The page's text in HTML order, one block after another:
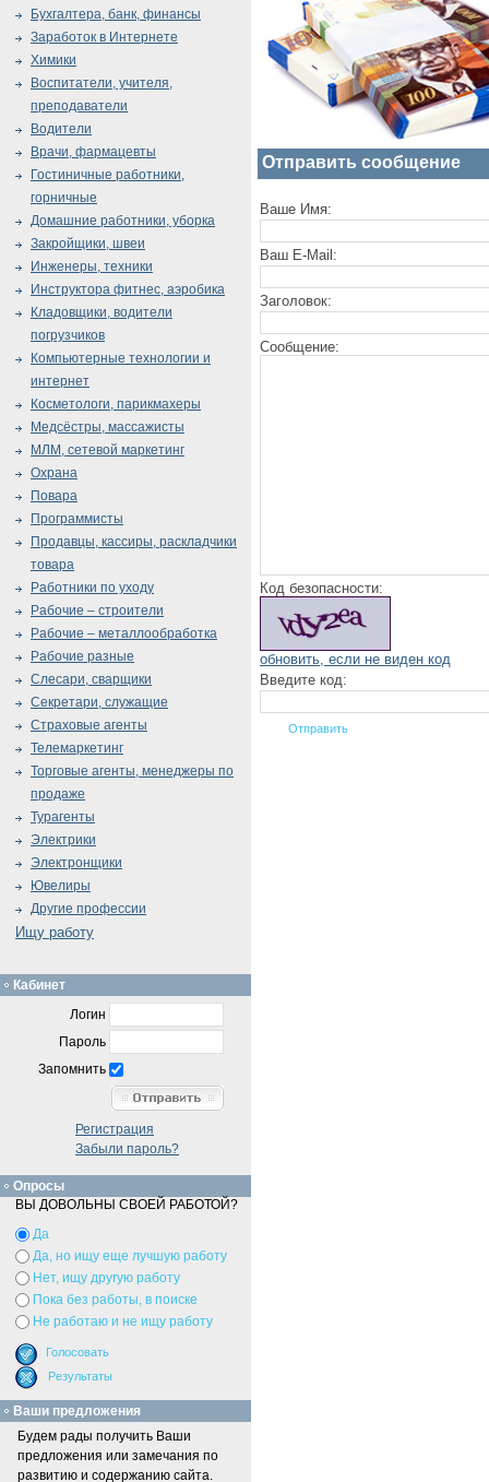
Отправить сообщение
Ваше Имя:
Ваш E-Mail:
Заголовок:
Сообщение:
Код безопасности:
обновить, если не виден код
Введите код:
Бухгалтера, банк, финансы
Заработок в Интернете
Химики
Воспитатели, учителя,
преподаватели
Водители
Врачи, фармацевты
Гостиничные работники,
горничные
Домашние работники, уборка
Закройщики, швеи
Инженеры, техники
Инструктора фитнес, аэробика
Кладовщики, водители
погрузчиков
Компьютерные технологии и
интернет
Косметологи, парикмахеры
Медсёстры, массажисты
МЛМ, сетевой маркетинг
Охрана
Повара
Программисты
Продавцы, кассиры, раскладчики
товара
Работники по уходу
Рабочие – строители
Рабочие – металлообработка
Рабочие разные
Слесари, сварщики
Секретари, служащие
Страховые агенты
Телемаркетинг
Торговые агенты, менеджеры по
продаже
Турагенты
Электрики
Электронщики
Ювелиры
Другие профессии
Ищу работу
Кабинет
Логин
Пароль
Запомнить
Регистрация
Забыли пароль?
Опросы
ВЫ ДОВОЛЬНЫ СВОЕЙ РАБОТОЙ?
Да
Да, но ищу еще лучшую работу
Нет, ищу другую работу
Пока без работы, в поиске
Не работаю и не ищу работу
Ваши предложения
Будем рады получить Ваши
предложения или замечания по
развитию и содержанию сайта.